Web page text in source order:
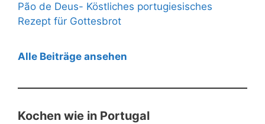
Pão de Deus- Köstliches portugiesisches
Rezept für Gottesbrot
Alle Beiträge ansehen
Kochen wie in Portugal